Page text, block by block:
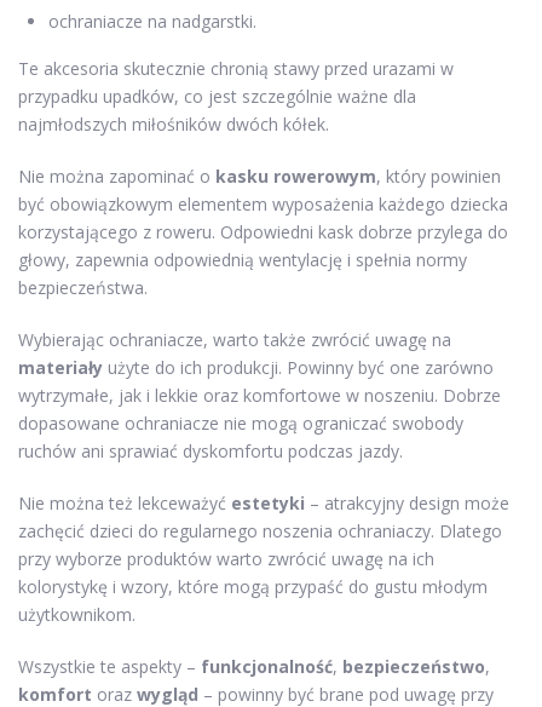
ochraniacze na nadgarstki.
Te akcesoria skutecznie chronią stawy przed urazami w
przypadku upadków, co jest szczególnie ważne dla
najmłodszych miłośników dwóch kółek.
Nie można zapominać o kasku rowerowym, który powinien
być obowiązkowym elementem wyposażenia każdego dziecka
korzystającego z roweru. Odpowiedni kask dobrze przylega do
głowy, zapewnia odpowiednią wentylację i spełnia normy
bezpieczeństwa.
Wybierając ochraniacze, warto także zwrócić uwagę na
materiały użyte do ich produkcji. Powinny być one zarówno
wytrzymałe, jak i lekkie oraz komfortowe w noszeniu. Dobrze
dopasowane ochraniacze nie mogą ograniczać swobody
ruchów ani sprawiać dyskomfortu podczas jazdy.
Nie można też lekceważyć estetyki – atrakcyjny design może
zachęcić dzieci do regularnego noszenia ochraniaczy. Dlatego
przy wyborze produktów warto zwrócić uwagę na ich
kolorystykę i wzory, które mogą przypaść do gustu młodym
użytkownikom.
Wszystkie te aspekty – funkcjonalność, bezpieczeństwo,
komfort oraz wygląd – powinny być brane pod uwagę przy